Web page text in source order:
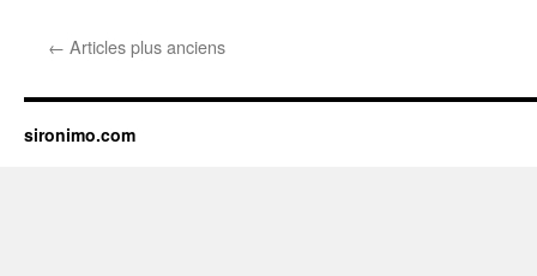
← Articles plus anciens
sironimo.com